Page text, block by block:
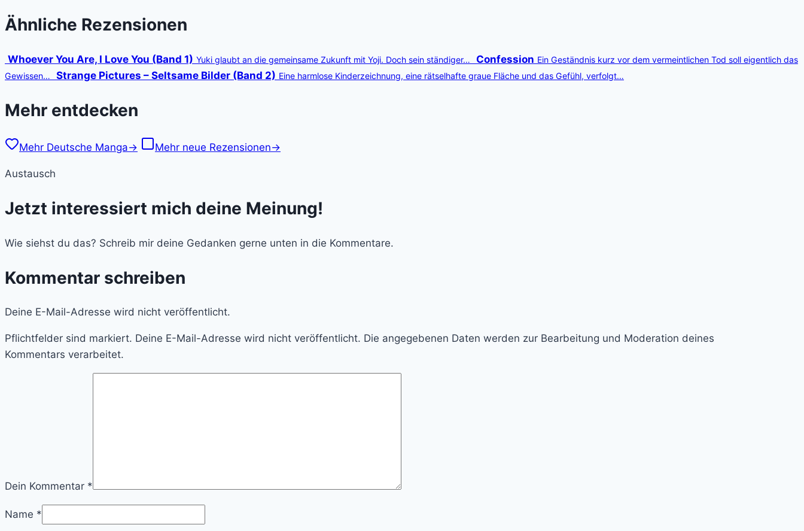
Ähnliche Rezensionen
Whoever You Are, I Love You (Band 1) Yuki glaubt an die gemeinsame Zukunft mit Yoji. Doch sein ständiger… Confession Ein Geständnis kurz vor dem vermeintlichen Tod soll eigentlich das
Gewissen…
Strange Pictures – Seltsame Bilder (Band 2) Eine harmlose Kinderzeichnung, eine rätselhafte graue Fläche und das Gefühl, verfolgt…
Mehr entdecken
Mehr Deutsche Manga→ Mehr neue Rezensionen→
Austausch
Jetzt interessiert mich deine Meinung!
Wie siehst du das? Schreib mir deine Gedanken gerne unten in die Kommentare.
Kommentar schreiben
Deine E-Mail-Adresse wird nicht veröffentlicht.
Pflichtfelder sind markiert. Deine E-Mail-Adresse wird nicht veröffentlicht. Die angegebenen Daten werden zur Bearbeitung und Moderation deines
Kommentars verarbeitet.
Dein Kommentar *
Name *